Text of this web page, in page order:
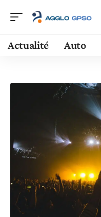
Actualité Auto